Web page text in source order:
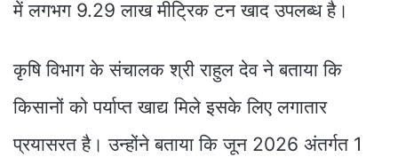
में लगभग 9.29 लाख मीट्रिक टन खाद उपलब्ध है।
कृषि विभाग के संचालक श्री राहुल देव ने बताया कि
किसानों को पर्याप्त खाद्य मिले इसके लिए लगातार
प्रयासरत है। उन्होंने बताया कि जून 2026 अंतर्गत 1